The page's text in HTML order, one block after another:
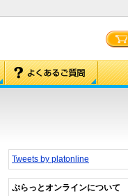
Tweets by platonline
ぷらっとオンラインについて